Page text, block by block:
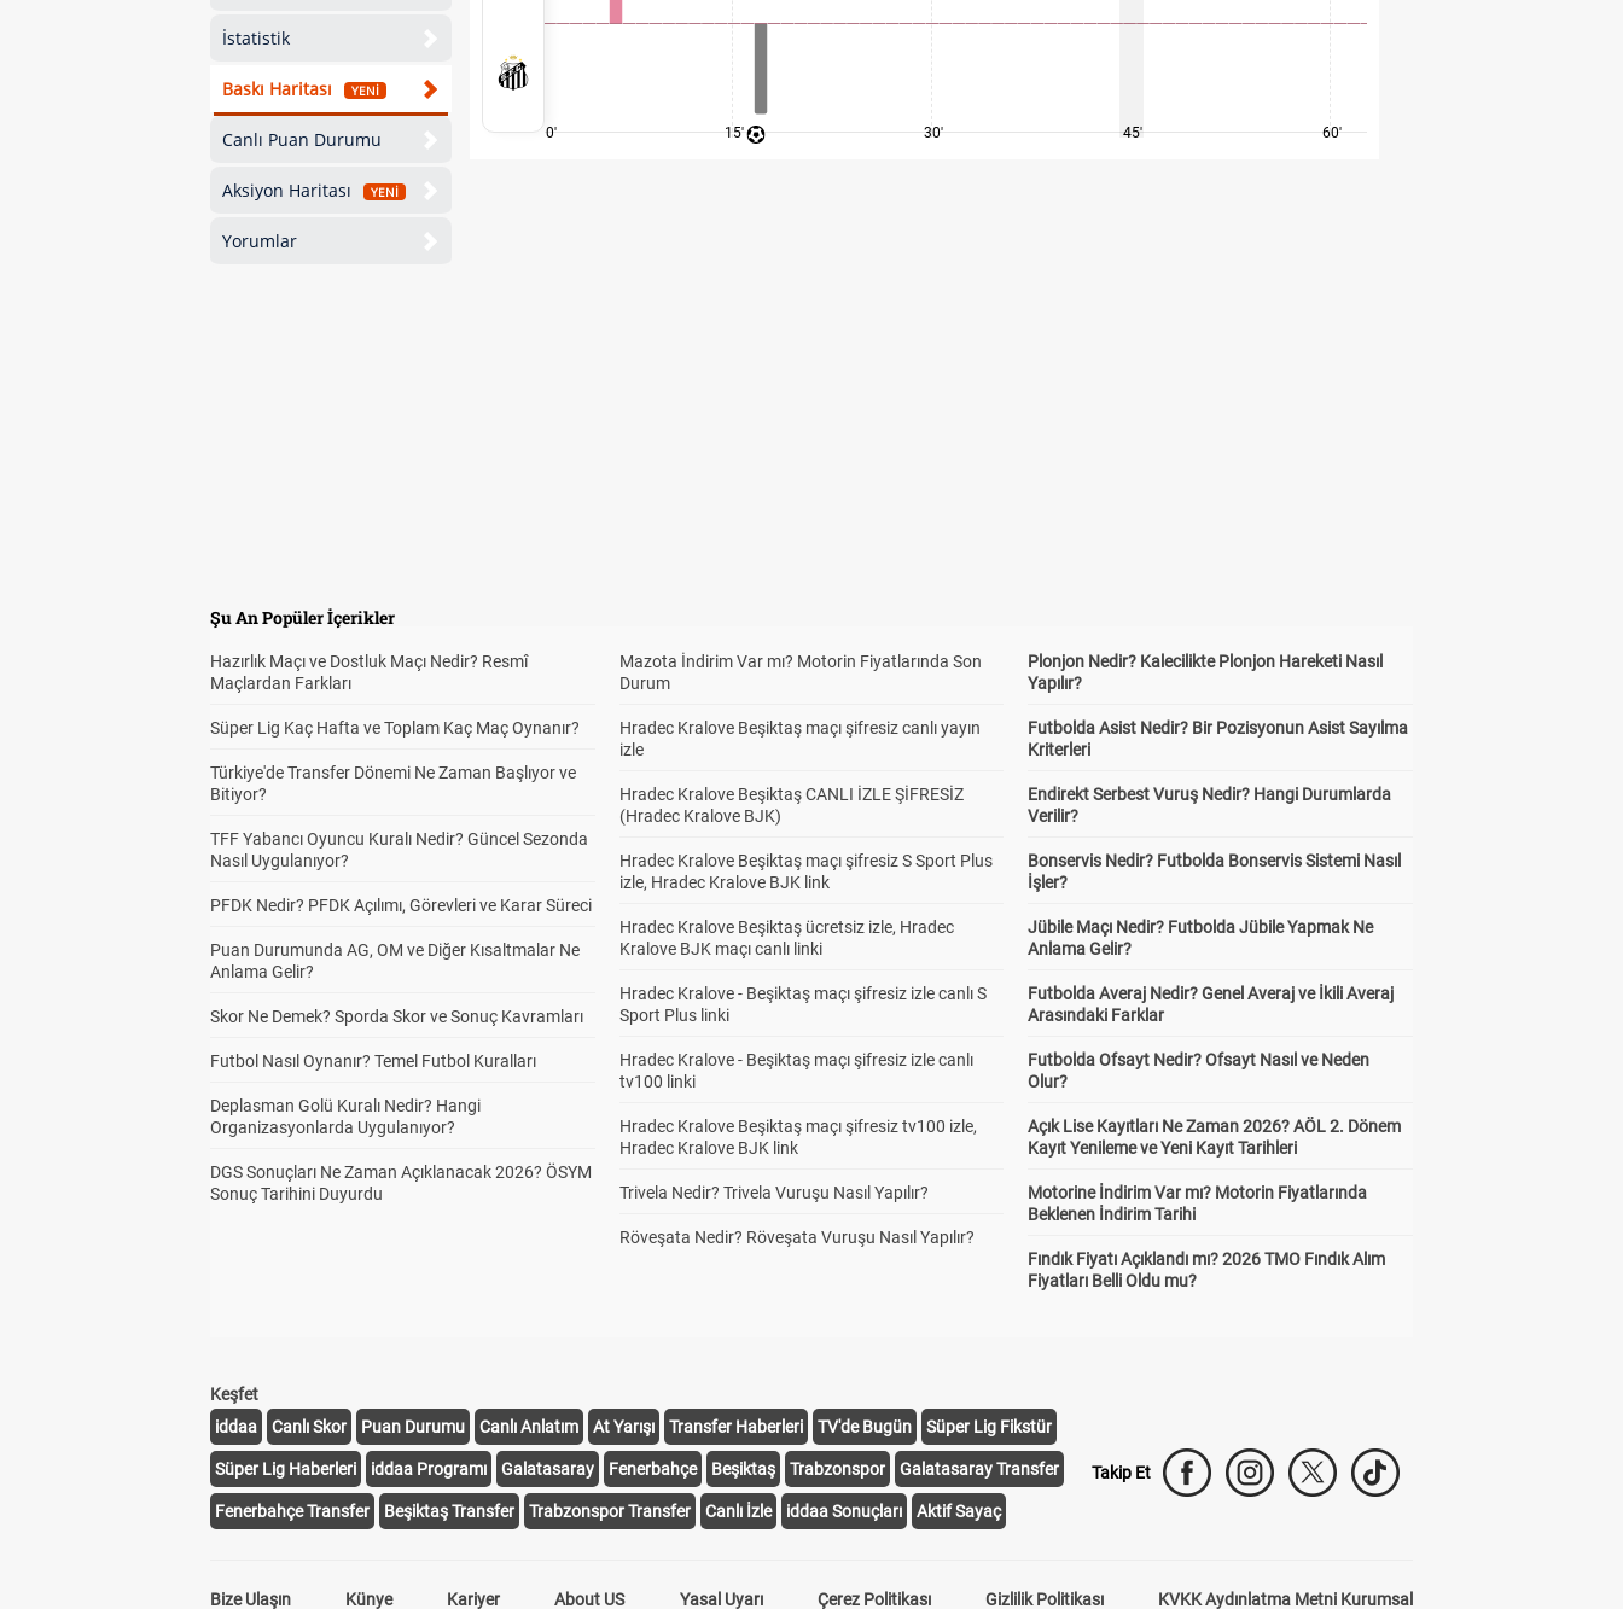
İstatistik
Baskı Haritası YENİ
Canlı Puan Durumu
Aksiyon Haritası YENİ
Yorumlar
0' 15' 30' 45' 60'
Şu An Popüler İçerikler
Hazırlık Maçı ve Dostluk Maçı Nedir? Resmî
Maçlardan Farkları
Süper Lig Kaç Hafta ve Toplam Kaç Maç Oynanır?
Türkiye'de Transfer Dönemi Ne Zaman Başlıyor ve
Bitiyor?
TFF Yabancı Oyuncu Kuralı Nedir? Güncel Sezonda
Nasıl Uygulanıyor?
PFDK Nedir? PFDK Açılımı, Görevleri ve Karar Süreci
Puan Durumunda AG, OM ve Diğer Kısaltmalar Ne
Anlama Gelir?
Skor Ne Demek? Sporda Skor ve Sonuç Kavramları
Futbol Nasıl Oynanır? Temel Futbol Kuralları
Deplasman Golü Kuralı Nedir? Hangi
Organizasyonlarda Uygulanıyor?
DGS Sonuçları Ne Zaman Açıklanacak 2026? ÖSYM
Sonuç Tarihini Duyurdu
Mazota İndirim Var mı? Motorin Fiyatlarında Son
Durum
Hradec Kralove Beşiktaş maçı şifresiz canlı yayın
izle
Hradec Kralove Beşiktaş CANLI İZLE ŞİFRESİZ
(Hradec Kralove BJK)
Hradec Kralove Beşiktaş maçı şifresiz S Sport Plus
izle, Hradec Kralove BJK link
Hradec Kralove Beşiktaş ücretsiz izle, Hradec
Kralove BJK maçı canlı linki
Hradec Kralove - Beşiktaş maçı şifresiz izle canlı S
Sport Plus linki
Hradec Kralove - Beşiktaş maçı şifresiz izle canlı
tv100 linki
Hradec Kralove Beşiktaş maçı şifresiz tv100 izle,
Hradec Kralove BJK link
Trivela Nedir? Trivela Vuruşu Nasıl Yapılır?
Röveşata Nedir? Röveşata Vuruşu Nasıl Yapılır?
Plonjon Nedir? Kalecilikte Plonjon Hareketi Nasıl
Yapılır?
Futbolda Asist Nedir? Bir Pozisyonun Asist Sayılma
Kriterleri
Endirekt Serbest Vuruş Nedir? Hangi Durumlarda
Verilir?
Bonservis Nedir? Futbolda Bonservis Sistemi Nasıl
İşler?
Jübile Maçı Nedir? Futbolda Jübile Yapmak Ne
Anlama Gelir?
Futbolda Averaj Nedir? Genel Averaj ve İkili Averaj
Arasındaki Farklar
Futbolda Ofsayt Nedir? Ofsayt Nasıl ve Neden
Olur?
Açık Lise Kayıtları Ne Zaman 2026? AÖL 2. Dönem
Kayıt Yenileme ve Yeni Kayıt Tarihleri
Motorine İndirim Var mı? Motorin Fiyatlarında
Beklenen İndirim Tarihi
Fındık Fiyatı Açıklandı mı? 2026 TMO Fındık Alım
Fiyatları Belli Oldu mu?
Keşfet
iddaa
Canlı Skor Puan Durumu Canlı Anlatım At Yarışı Transfer Haberleri TV'de Bugün Süper Lig Fikstür
Süper Lig Haberleri iddaa Programı Galatasaray Fenerbahçe Beşiktaş Trabzonspor Galatasaray Transfer
Fenerbahçe Transfer Beşiktaş Transfer Trabzonspor Transfer Canlı İzle iddaa Sonuçları Aktif Sayaç
Takip Et
Bize Ulaşın Künye Kariyer About US Yasal Uyarı Çerez Politikası Gizlilik Politikası KVKK Aydınlatma Metni Kurumsal